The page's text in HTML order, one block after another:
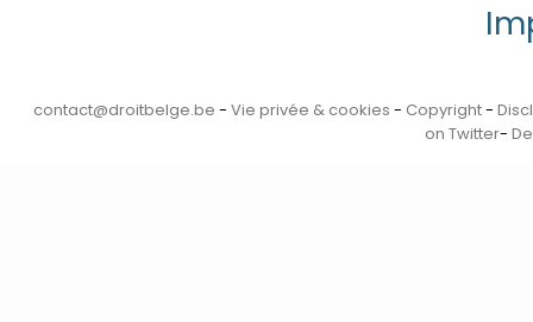
contact@droitbelge.be - Vie privée & cookies - Copyright-
on Twitter-